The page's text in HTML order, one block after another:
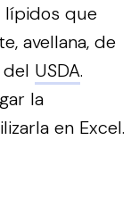
lípidos que
avellana, de
USDA.
la
en Excel.